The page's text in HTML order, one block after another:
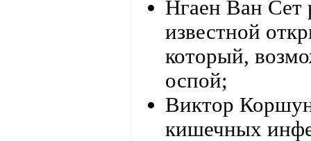
Нгаен Ван Сет
известной
который,
оспой;
Виктор
кишечных